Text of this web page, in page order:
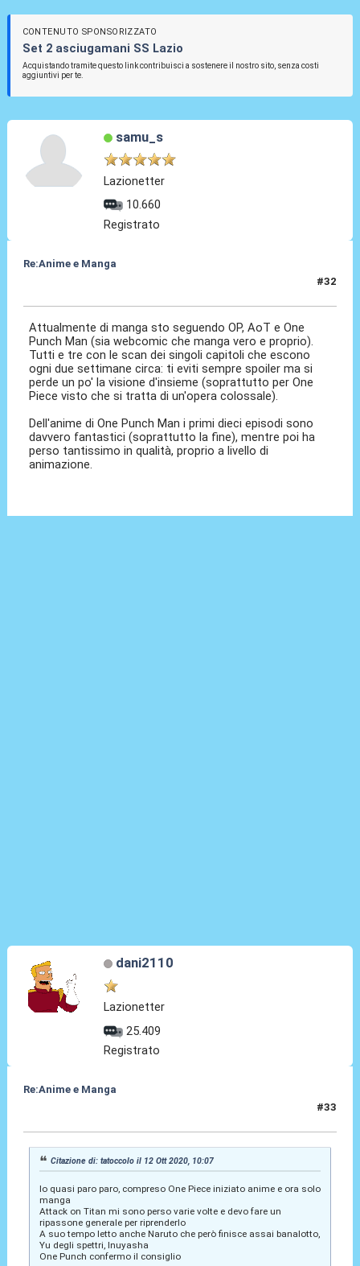
CONTENUTO SPONSORIZZATO
Set 2 asciugamani SS Lazio
Acquistando tramite questo link contribuisci a sostenere il nostro sito, senza costi
aggiuntivi per te.
samu_s
Lazionetter
10.660
Registrato
Re:Anime e Manga
#32
Attualmente di manga sto seguendo OP, AoT e One
Punch Man (sia webcomic che manga vero e proprio).
Tutti e tre con le scan dei singoli capitoli che escono
ogni due settimane circa: ti eviti sempre spoiler ma si
perde un po' la visione d'insieme (soprattutto per One
Piece visto che si tratta di un'opera colossale).
Dell'anime di One Punch Man i primi dieci episodi sono
davvero fantastici (soprattutto la fine), mentre poi ha
perso tantissimo in qualità, proprio a livello di
animazione.
dani2110
Lazionetter
25.409
Registrato
Re:Anime e Manga
#33
Citazione di: tatoccolo il 12 Ott 2020, 10:07
Io quasi paro paro, compreso One Piece iniziato anime e ora solo
manga
Attack on Titan mi sono perso varie volte e devo fare un
ripassone generale per riprenderlo
A suo tempo letto anche Naruto che però finisce assai banalotto,
Yu degli spettri, Inuyasha
One Punch confermo il consiglio